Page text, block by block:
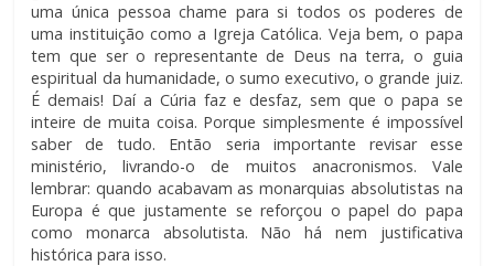
uma única pessoa chame para si todos os poderes de
uma instituição como a Igreja Católica. Veja bem, o papa
tem que ser o representante de Deus na terra, o guia
espiritual da humanidade, o sumo executivo, o grande juiz.
É demais! Daí a Cúria faz e desfaz, sem que o papa se
inteire de muita coisa. Porque simplesmente é impossível
saber de tudo. Então seria importante revisar esse
ministério, livrando-o de muitos anacronismos. Vale
lembrar: quando acabavam as monarquias absolutistas na
Europa é que justamente se reforçou o papel do papa
como monarca absolutista. Não há nem justificativa
histórica para isso.